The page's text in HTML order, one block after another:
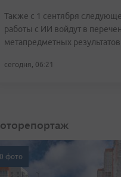
Также с 1 сентября
работы с ИИ войдут в
метапредметных результатов
сегодня, 06:21
фото